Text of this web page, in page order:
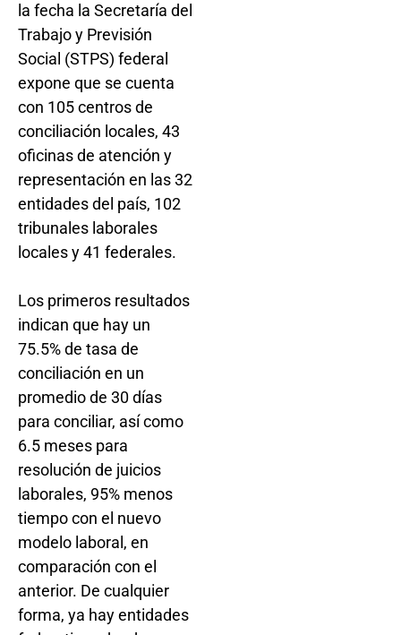
la fecha la Secretaría del
Trabajo y Previsión
Social (STPS) federal
expone que se cuenta
con 105 centros de
conciliación locales, 43
oficinas de atención y
representación en las 32
entidades del país, 102
tribunales laborales
locales y 41 federales.
Los primeros resultados
indican que hay un
75.5% de tasa de
conciliación en un
promedio de 30 días
para conciliar, así como
6.5 meses para
resolución de juicios
laborales, 95% menos
tiempo con el nuevo
modelo laboral, en
comparación con el
anterior. De cualquier
forma, ya hay entidades